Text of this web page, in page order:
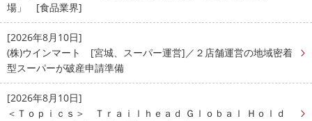
場」 [食品業界]
[2026年8月10日]
(株)ウインマート [宮城、スーパー運営]／２店舗運営の地域密着
型スーパーが破産申請準備
[2026年8月10日]
＜Ｔｏｐｉｃｓ＞ Ｔｒａｉｌｈｅａｄ Ｇｌｏｂａｌ Ｈｏｌｄ